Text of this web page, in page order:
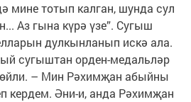
мине тотып калган, шунда сул
Аз гына күрә үзе”. Сугыш
дулкынланып искә ала.
сугыштан орден-медальләр
– Мин Рәхимҗан абыйны
кердем. Әни-и, анда Рәхимҗан